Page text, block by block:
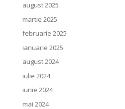
august 2025
martie 2025
februarie 2025
ianuarie 2025
august 2024
iulie 2024
iunie 2024
mai 2024